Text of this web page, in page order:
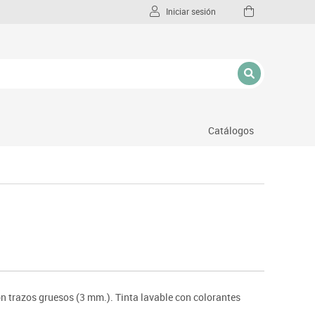
Iniciar sesión
Catálogos
trazos gruesos (3 mm.). Tinta lavable con colorantes